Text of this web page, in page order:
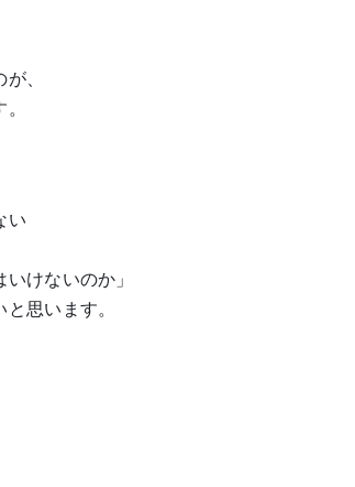
、
い
けないのか」
思います。